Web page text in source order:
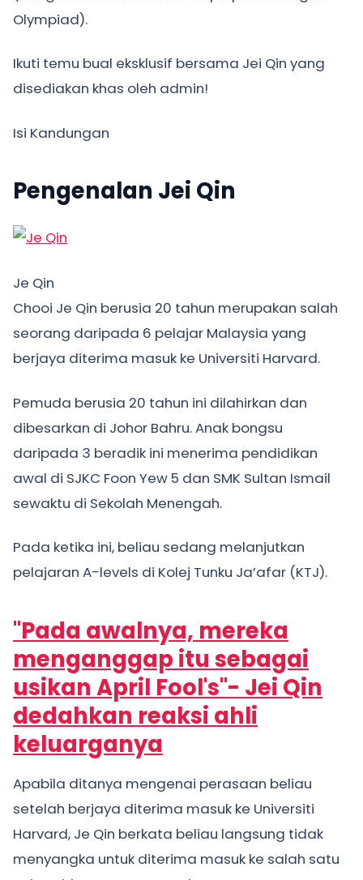
Olympiad).
Ikuti temu bual eksklusif bersama Jei Qin yang
disediakan khas oleh admin!
Isi Kandungan
Pengenalan Jei Qin
Je Qin
Chooi Je Qin berusia 20 tahun merupakan salah
seorang daripada 6 pelajar Malaysia yang
berjaya diterima masuk ke Universiti Harvard.
Pemuda berusia 20 tahun ini dilahirkan dan
dibesarkan di Johor Bahru. Anak bongsu
daripada 3 beradik ini menerima pendidikan
awal di SJKC Foon Yew 5 dan SMK Sultan Ismail
sewaktu di Sekolah Menengah.
Pada ketika ini, beliau sedang melanjutkan
pelajaran A-levels di Kolej Tunku Ja’afar (KTJ).
"Pada awalnya, mereka
menganggap itu sebagai
usikan April Fool's"- Jei Qin
dedahkan reaksi ahli
keluarganya
Apabila ditanya mengenai perasaan beliau
setelah berjaya diterima masuk ke Universiti
Harvard, Je Qin berkata beliau langsung tidak
menyangka untuk diterima masuk ke salah satu